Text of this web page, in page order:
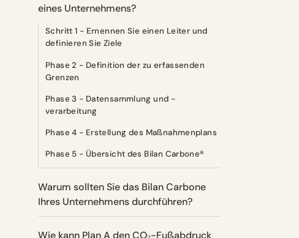
eines Unternehmens?
Schritt 1 - Ernennen Sie einen Leiter und
definieren Sie Ziele
Phase 2 - Definition der zu erfassenden
Grenzen
Phase 3 - Datensammlung und -
verarbeitung
Phase 4 - Erstellung des Maßnahmenplans
Phase 5 - Übersicht des Bilan Carbone®
Warum sollten Sie das Bilan Carbone
Ihres Unternehmens durchführen?
Wie kann Plan A den CO₂-Fußabdruck